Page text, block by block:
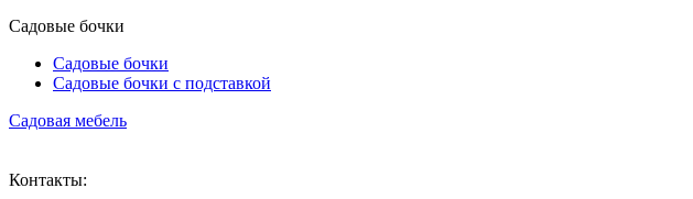
Садовые бочки
Садовые бочки
Садовые бочки c подставкой
Садовая мебель
Контакты: